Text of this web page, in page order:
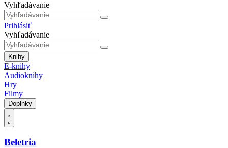
Vyhľadávanie
Prihlásiť
Vyhľadávanie
Knihy
E-knihy
Audioknihy
Hry
Filmy
Doplnky
Beletria